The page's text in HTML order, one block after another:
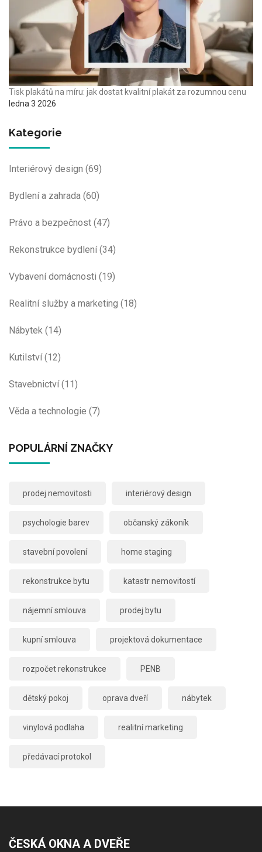
Tisk plakátů na míru: jak dostat kvalitní plakát za rozumnou cenu
ledna 3 2026
Kategorie
Interiérový design (69)
Bydlení a zahrada (60)
Právo a bezpečnost (47)
Rekonstrukce bydlení(34)
Vybavení domácnosti (19)
Realitní služby a marketing (18)
Nábytek (14)
Kutilství(12)
Stavebnictví(11)
Věda a technologie (7)
POPULÁRNÍ ZNAČKY
prodej nemovitosti interiérový design
psychologie barev občanský zákoník
stavební povolení home staging
rekonstrukce bytu katastr nemovitostí
nájemní smlouva prodej bytu
kupní smlouva projektová dokumentace
rozpočet rekonstrukce PENB
dětský pokoj oprava dveří nábytek
vinylová podlaha realitní marketing
předávací protokol
ČESKÁ OKNA A DVEŘE